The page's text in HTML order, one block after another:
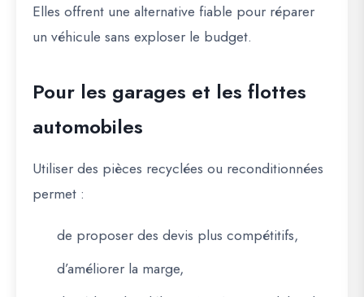
Elles offrent une alternative fiable pour réparer
un véhicule sans exploser le budget.
Pour les garages et les flottes
automobiles
Utiliser des pièces recyclées ou reconditionnées
permet :
de proposer des devis plus compétitifs,
d’améliorer la marge,